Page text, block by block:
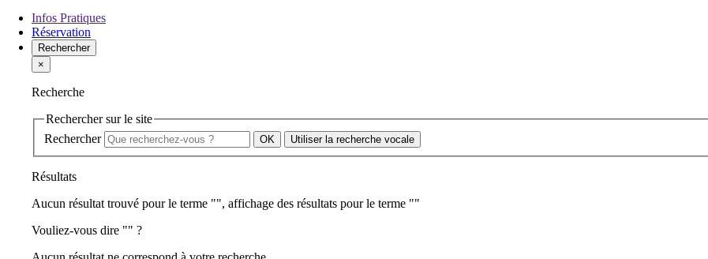
Infos Pratiques
Réservation
Rechercher
×
Recherche
Rechercher sur le site
Rechercher
Utiliser la recherche vocale
Résultats
Aucun résultat trouvé pour le terme "", affichage des résultats pour le terme ""
Vouliez-vous dire "" ?